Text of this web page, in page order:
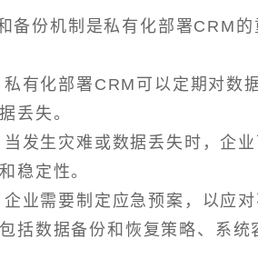
备份机制是私有化部署CRM的
有化部署CRM可以定期对数
丢失。
发生灾难或数据丢失时，企
稳定性。
业需要制定应急预案，以应
括数据备份和恢复策略、系统